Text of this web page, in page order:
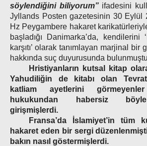
söylendiğini biliyorum”ifadesini
Jyllands Posten gazetesinin 30 Eylül
Hz Peygambere hakaret
başladığı Danimarka’da, kendilerini
karşıtı’ olarak tanımlayan marjinal bir
hakkında suç duyurusunda
Hristiyanların kutsal kitap
Yahudiliğin de kitabı olan
katliam ayetlerini
hukukundan habersiz
girişmişlerdi.
Fransa’da İslamiyet’in tüm
hakaret eden bir sergi
bakın nasıl göstermişlerdi.